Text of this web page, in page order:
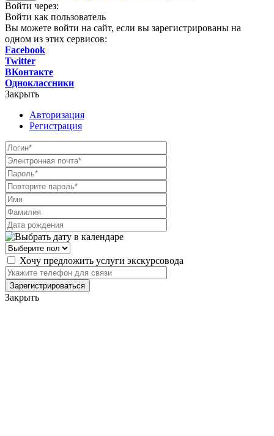
Войти через:
Войти как пользователь
Вы можете войти на сайт, если вы зарегистрированы на
одном из этих сервисов:
Facebook
Twitter
ВКонтакте
Одноклассники
Закрыть
Авторизация
Регистрация
Хочу предложить услуги экскурсовода
Закрыть